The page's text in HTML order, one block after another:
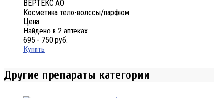
ВЕРТЕКС АО
Косметика тело-волосы/парфюм
Цена:
Найдено в 2 аптеках
695 - 750 руб.
Купить
Другие препараты категории